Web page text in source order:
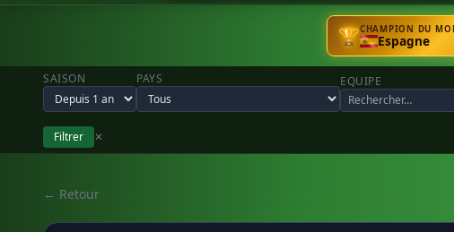
🏆CHAMPION DU
Espagne
SAISON PAYS EQUIPE
Filtrer ✕
← Retour